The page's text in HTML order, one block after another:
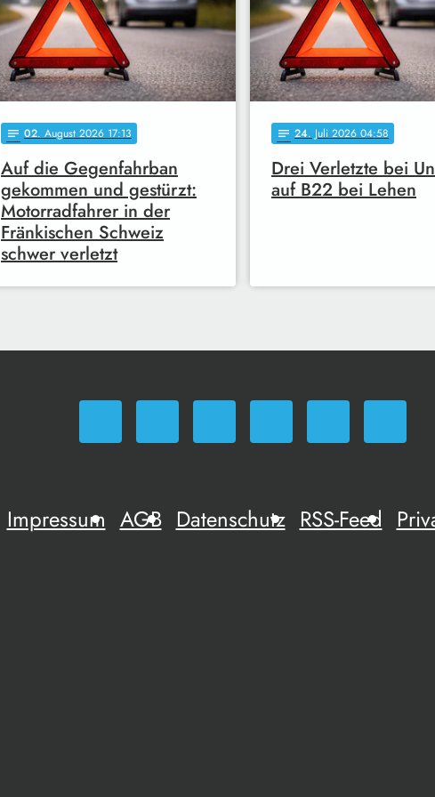
notes 02. August 2026 17:13
Auf die Gegenfahrban
gekommen und gestürzt:
Motorradfahrer in der
Fränkischen Schweiz
schwer verletzt
notes 24. Juli 2026 04:58
Drei Verletzte bei
auf B22 bei Lehen
Impressum AGB Datenschutz RSS-Feed